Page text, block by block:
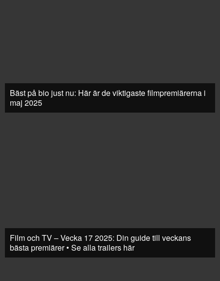
Bäst på bio just nu: Här är de viktigaste filmpremiärerna i
maj 2025
Film och TV – Vecka 17 2025: Din guide till veckans
bästa premiärer • Se alla trailers här